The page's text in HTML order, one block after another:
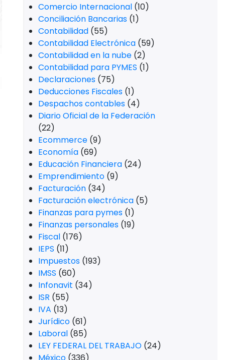
Comercio Internacional (10)
Conciliación Bancarias (1)
Contabilidad (55)
Contabilidad Electrónica (59)
Contabilidad en la nube (2)
Contabilidad para PYMES (1)
Declaraciones (75)
Deducciones Fiscales (1)
Despachos contables (4)
Diario Oficial de la Federación
(22)
Ecommerce (9)
Economía (69)
Educación Financiera (24)
Emprendimiento (9)
Facturación (34)
Facturación electrónica (5)
Finanzas para pymes (1)
Finanzas personales (19)
Fiscal (176)
IEPS (11)
Impuestos (193)
IMSS (60)
Infonavit (34)
ISR (55)
IVA (13)
Jurídico (61)
Laboral (85)
LEY FEDERAL DEL TRABAJO (24)